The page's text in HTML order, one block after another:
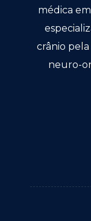
médica
crânio
neuro-